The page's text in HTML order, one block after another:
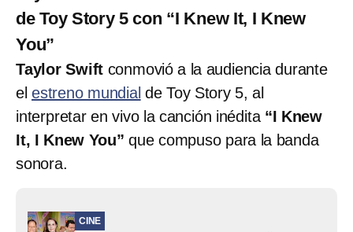
de Toy Story 5 con “I Knew It, I Knew
You”
Taylor Swift conmovió a la audiencia durante
el estreno mundial de Toy Story 5, al
interpretar en vivo la canción inédita “I Knew
It, I Knew You”que compuso para la banda
sonora.
CINE